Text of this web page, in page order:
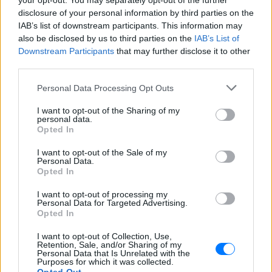
disclosure of your personal information by third parties on the
IAB’s list of downstream participants. This information may
also be disclosed by us to third parties on the IAB’s List of
Downstream Participants that may further disclose it to other
Personal Data Processing Opt Outs
I want to opt-out of the Sharing of my
personal data.
Opted In
I want to opt-out of the Sale of my
Personal Data.
Opted In
I want to opt-out of processing my
Personal Data for Targeted Advertising.
Opted In
I want to opt-out of Collection, Use,
Retention, Sale, and/or Sharing of my
Personal Data that Is Unrelated with the
Purposes for which it was collected.
ΔΕΙΤΕ ΕΠΙΣΗΣ
συμβίωση του μικρού σκυλιού
με αγέλη λύκων εξηγεί γιατί
ΧΤΕΣ
«Κρατάμε την επιστημονική απόσταση,
δεν είναι δυνατόν να πάω να επέμβω,